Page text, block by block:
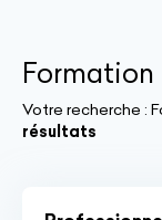
Votre recherche :
résultats